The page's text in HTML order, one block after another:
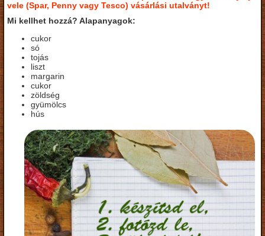
vele (Spar, Penny vagy Tesco) vásárlási utalványt!
Mi kellhet hozzá? Alapanyagok:
cukor
só
tojás
liszt
margarin
cukor
zöldség
gyümölcs
hús